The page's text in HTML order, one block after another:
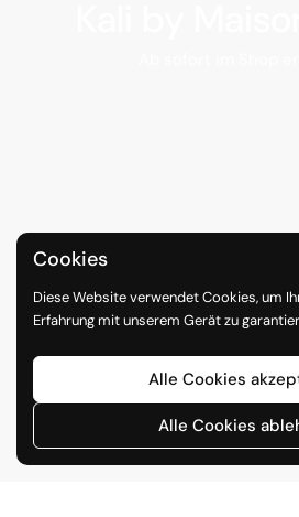
Cookies
Diese Website verwendet Cookies, um
Erfahrung mit unserem Gerät zu
Alle Cookies
Alle Cookies